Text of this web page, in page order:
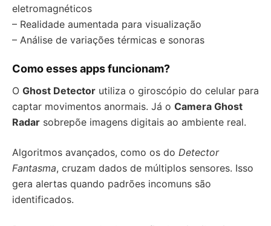
eletromagnéticos
– Realidade aumentada para visualização
– Análise de variações térmicas e sonoras
Como esses apps funcionam?
O Ghost Detector utiliza o giroscópio do celular para
captar movimentos anormais. Já o Camera Ghost
Radar sobrepõe imagens digitais ao ambiente real.
Algoritmos avançados, como os do Detector
Fantasma, cruzam dados de múltiplos sensores. Isso
gera alertas quando padrões incomuns são
identificados.